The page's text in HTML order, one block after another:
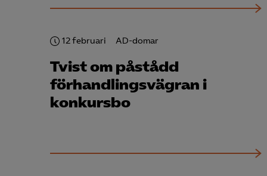
12 februari AD-domar
Tvist om påstådd
förhandlingsvägran i
konkursbo